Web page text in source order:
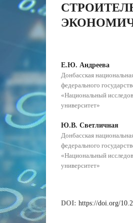
Е.Ю. Андреева
Донбасская
федерального
«Национальный
университет»
Ю.В. Светличная
Донбасская
федерального
«Национальный
университет»
DOI: https://doi.org/